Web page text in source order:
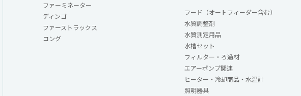
ファーミネーター
ディンゴ
ファーストラックス
コング
フード（オートフィーダー含む）
水質調整剤
水質測定用品
水槽セット
フィルター・ろ過材
エアーポンプ関連
ヒーター・冷却商品・水温計
照明器具